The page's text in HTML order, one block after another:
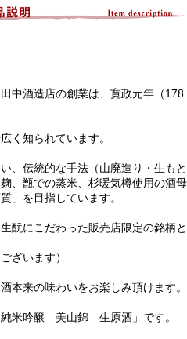
中酒造店の創業は、寛政元年（178
く知られています。
、伝統的な手法（山廃造り・生もと
、甑での蒸米、杉暖気樽使用の酒母
」を目指しています。
酛にこだわった販売店限定の銘柄と
ざいます）
本来の味わいをお楽しみ頂けます。
米吟醸 美山錦 生原酒」です。